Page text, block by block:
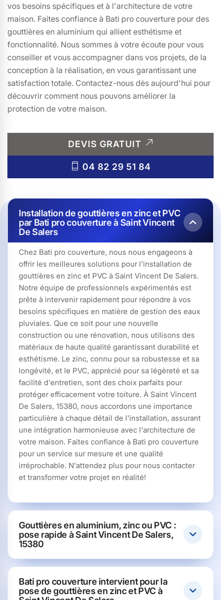
vos besoins spécifiques et à l'architecture de votre
maison. Faites confiance à Bati pro couverture pour des
gouttières en aluminium qui allient esthétisme et
fonctionnalité. Nous sommes à votre écoute pour vous
conseiller et vous accompagner dans vos projets, de la
conception à la réalisation, en vous garantissant une
satisfaction totale. Contactez-nous dès aujourd'hui pour
découvrir comment nous pouvons améliorer la
protection de votre maison.
DEVIS GRATUIT
04 82 29 51 84
Installation de gouttières en zinc et PVC
par Bati pro couverture à Saint Vincent
De Salers
Chez Bati pro couverture, nous nous engageons à
offrir les meilleures solutions pour l'installation de
gouttières en zinc et PVC à Saint Vincent De Salers.
Notre équipe de professionnels expérimentés est
prête à intervenir rapidement pour répondre à vos
besoins spécifiques en matière de gestion des eaux
pluviales. Que ce soit pour une nouvelle
construction ou une rénovation, nous utilisons des
matériaux de haute qualité garantissant durabilité et
esthétisme. Le zinc, connu pour sa robustesse et sa
longévité, et le PVC, apprécié pour sa légèreté et sa
facilité d'entretien, sont des choix parfaits pour
protéger efficacement votre toiture. À Saint Vincent
De Salers, 15380, nous accordons une importance
particulière à chaque détail de l'installation, assurant
une intégration harmonieuse avec l'architecture de
votre maison. Faites confiance à Bati pro couverture
pour un service sur mesure et une qualité
irréprochable. N'attendez plus pour nous contacter
et transformer votre projet en réalité!
Gouttières en aluminium, zinc ou PVC :
pose rapide à Saint Vincent De Salers,
15380
Bati pro couverture intervient pour la
pose de gouttières en zinc et PVC à